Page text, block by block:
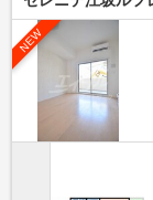
NEW